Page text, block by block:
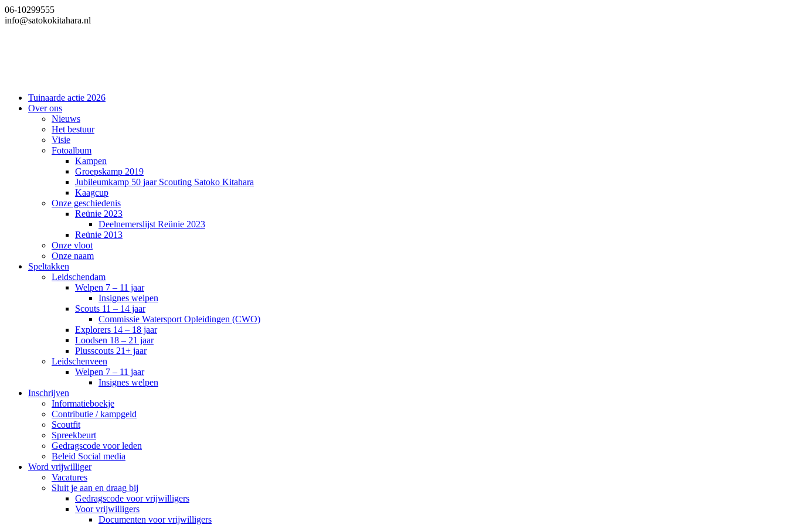
Ga
naar
06-10299555
info@satokokitahara.nl
Tuinaarde actie 2026
Over ons
Nieuws
Het bestuur
Visie
Fotoalbum
Kampen
Groepskamp 2019
Jubileumkamp 50 jaar Scouting Satoko Kitahara
Kaagcup
Onze geschiedenis
Reünie 2023
Deelnemerslijst Reünie 2023
Reünie 2013
Onze vloot
Onze naam
Speltakken
Leidschendam
Welpen 7 – 11 jaar
Insignes welpen
Scouts 11 – 14 jaar
Commissie Watersport Opleidingen (CWO)
Explorers 14 – 18 jaar
Loodsen 18 – 21 jaar
Plusscouts 21+ jaar
Leidschenveen
Welpen 7 – 11 jaar
Insignes welpen
Inschrijven
Informatieboekje
Contributie / kampgeld
Scoutfit
Spreekbeurt
Gedragscode voor leden
Beleid Social media
Word vrijwilliger
Vacatures
Sluit je aan en draag bij
Gedragscode voor vrijwilligers
Voor vrijwilligers
Documenten voor vrijwilligers